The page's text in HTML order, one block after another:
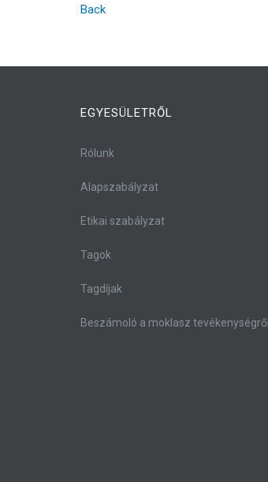
Back
EGYESÜLETRŐL
Rólunk
Alapszabályzat
Etikai szabályzat
Tagok
Tagdíjak
Beszámoló a moklasz tevékenységről